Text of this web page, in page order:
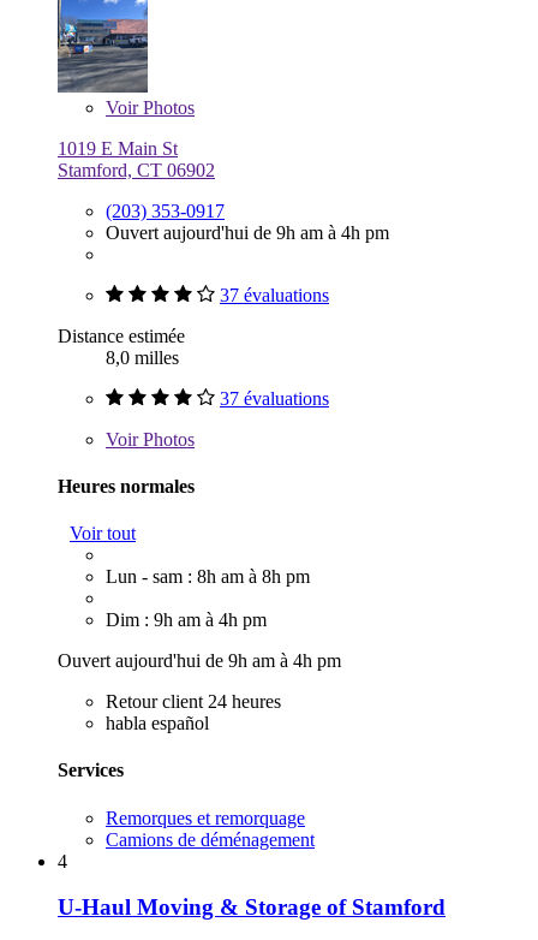
VoirPhotos
1019 E Main St
Stamford, CT 06902
(203) 353-0917
Ouvert aujourd'hui de 9h am à 4h pm
37 évaluations
Distance estimée
8,0 milles
37 évaluations
VoirPhotos
Heures normales
Voir tout
Lun - sam : 8h am à 8h pm
Dim : 9h am à 4h pm
Ouvert aujourd'hui de 9h am à 4h pm
Retour client 24 heures
habla español
Services
Remorques et remorquage
Camions de déménagement
4
U-Haul Moving & Storage of Stamford